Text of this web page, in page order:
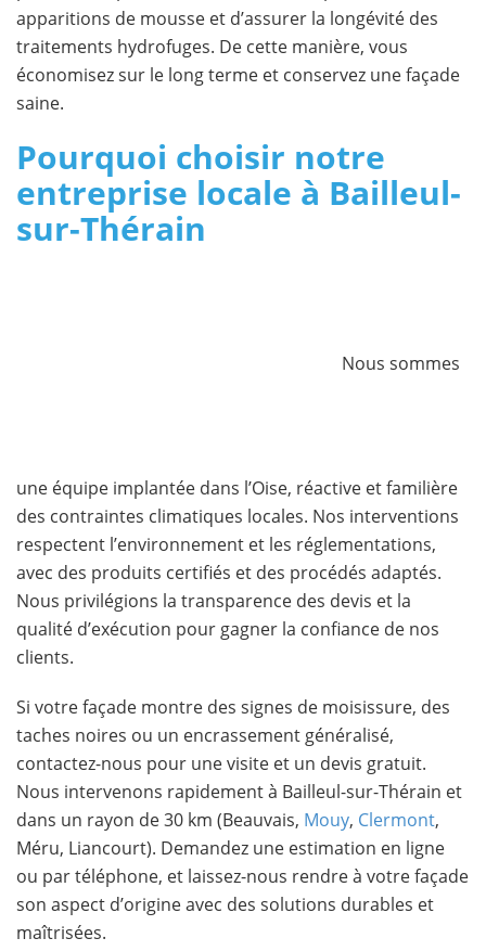
apparitions de mousse et d’assurer la longévité des
traitements hydrofuges. De cette manière, vous
économisez sur le long terme et conservez une façade
saine.
Pourquoi choisir notre
entreprise locale à Bailleul-
sur-Thérain
Nous sommes
une équipe implantée dans l’Oise, réactive et familière
des contraintes climatiques locales. Nos interventions
respectent l’environnement et les réglementations,
avec des produits certifiés et des procédés adaptés.
Nous privilégions la transparence des devis et la
qualité d’exécution pour gagner la confiance de nos
clients.
Si votre façade montre des signes de moisissure, des
taches noires ou un encrassement généralisé,
contactez-nous pour une visite et un devis gratuit.
Nous intervenons rapidement à Bailleul-sur-Thérain et
dans un rayon de 30 km (Beauvais, Mouy, Clermont,
Méru, Liancourt). Demandez une estimation en ligne
ou par téléphone, et laissez-nous rendre à votre façade
son aspect d’origine avec des solutions durables et
maîtrisées.